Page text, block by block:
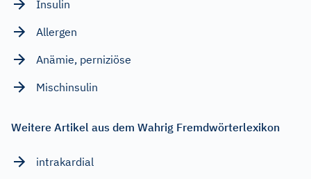
Insulin
Allergen
Anämie, perniziöse
Mischinsulin
Weitere Artikel aus dem Wahrig Fremdwörterlexikon
intrakardial